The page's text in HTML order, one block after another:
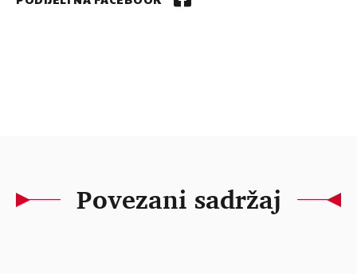
Povezani sadržaj